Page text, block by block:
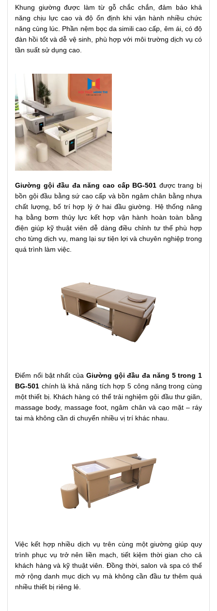
Khung giường được làm từ gỗ chắc chắn, đảm bảo khả
năng chịu lực cao và độ ổn định khi vận hành nhiều chức
năng cùng lúc. Phần nệm bọc da simili cao cấp, êm ái, có độ
đàn hồi tốt và dễ vệ sinh, phù hợp với môi trường dịch vụ có
tần suất sử dụng cao.
Giường gội đầu đa năng cao cấp BG-501 được trang bị
bồn gội đầu bằng sứ cao cấp và bồn ngâm chân bằng nhựa
chất lượng, bố trí hợp lý ở hai đầu giường. Hệ thống nâng
hạ bằng bơm thủy lực kết hợp vận hành hoàn toàn bằng
điện giúp kỹ thuật viên dễ dàng điều chỉnh tư thế phù hợp
cho từng dịch vụ, mang lại sự tiện lợi và chuyên nghiệp trong
quá trình làm việc.
Điểm nổi bật nhất của Giường gội đầu đa năng 5 trong 1
BG-501 chính là khả năng tích hợp 5 công năng trong cùng
một thiết bị. Khách hàng có thể trải nghiệm gội đầu thư giãn,
massage body, massage foot, ngâm chân và cạo mặt – ráy
tai mà không cần di chuyển nhiều vị trí khác nhau.
Việc kết hợp nhiều dịch vụ trên cùng một giường giúp quy
trình phục vụ trở nên liền mạch, tiết kiệm thời gian cho cả
khách hàng và kỹ thuật viên. Đồng thời, salon và spa có thể
mở rộng danh mục dịch vụ mà không cần đầu tư thêm quá
nhiều thiết bị riêng lẻ.